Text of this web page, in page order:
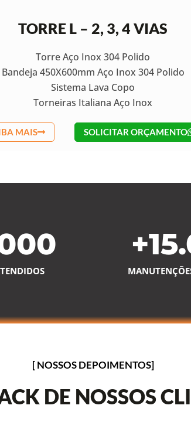
TORRE L – 2, 3, 4 VIAS
Torre Aço Inox 304 Polido
Bandeja 450X600mm Aço Inox 304 Polido
Sistema Lava Copo
Torneiras Italiana Aço Inox
MAIS SOLICITAR ORÇAMENTO
+
[ NOSSOS DEPOIMENTOS]
DE NOSSOS